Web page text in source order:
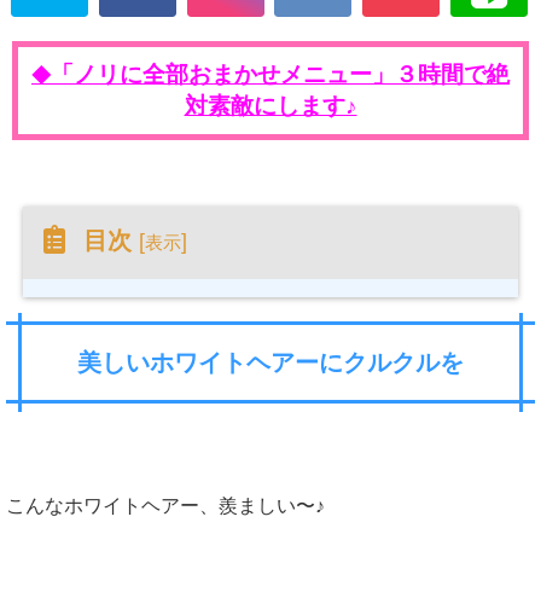
◆
「ノリに全部おまかせメニュー」３時間で絶
対素敵にします♪
目次 [表示]
美しいホワイトヘアーにクルクルを
こんなホワイトヘアー、羨ましい〜♪